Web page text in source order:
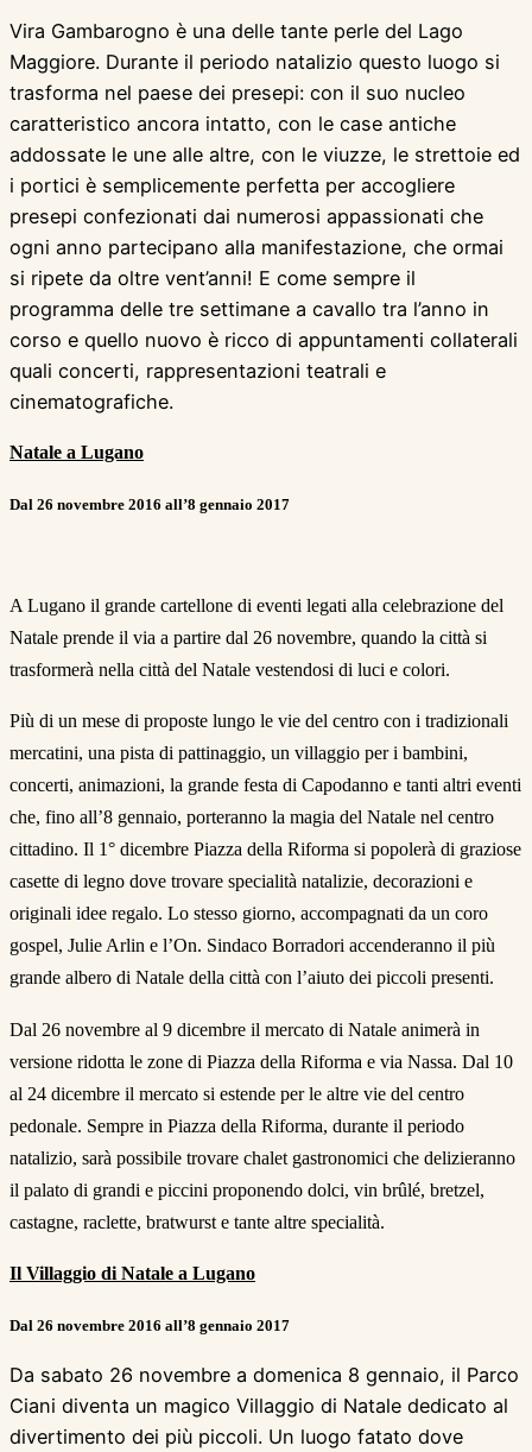
Vira Gambarogno è una delle tante perle del Lago
Maggiore. Durante il periodo natalizio questo luogo si
trasforma nel paese dei presepi: con il suo nucleo
caratteristico ancora intatto, con le case antiche
addossate le une alle altre, con le viuzze, le strettoie ed
i portici è semplicemente perfetta per accogliere
presepi confezionati dai numerosi appassionati che
ogni anno partecipano alla manifestazione, che ormai
si ripete da oltre vent’anni! E come sempre il
programma delle tre settimane a cavallo tra l’anno in
corso e quello nuovo è ricco di appuntamenti collaterali
quali concerti, rappresentazioni teatrali e
cinematografiche.
Natale a Lugano
Dal 26 novembre 2016 all’8 gennaio 2017
A Lugano il grande cartellone di eventi legati alla celebrazione del
Natale prende il via a partire dal 26 novembre, quando la città si
trasformerà nella città del Natale vestendosi di luci e colori.
Più di un mese di proposte lungo le vie del centro con i tradizionali
mercatini, una pista di pattinaggio, un villaggio per i bambini,
concerti, animazioni, la grande festa di Capodanno e tanti altri eventi
che, fino all’8 gennaio, porteranno la magia del Natale nel centro
cittadino. Il 1° dicembre Piazza della Riforma si popolerà di graziose
casette di legno dove trovare specialità natalizie, decorazioni e
originali idee regalo. Lo stesso giorno, accompagnati da un coro
gospel, Julie Arlin e l’On. Sindaco Borradori accenderanno il più
grande albero di Natale della città con l’aiuto dei piccoli presenti.
Dal 26 novembre al 9 dicembre il mercato di Natale animerà in
versione ridotta le zone di Piazza della Riforma e via Nassa. Dal 10
al 24 dicembre il mercato si estende per le altre vie del centro
pedonale. Sempre in Piazza della Riforma, durante il periodo
natalizio, sarà possibile trovare chalet gastronomici che delizieranno
il palato di grandi e piccini proponendo dolci, vin brûlé, bretzel,
castagne, raclette, bratwurst e tante altre specialità.
Il Villaggio di Natale a Lugano
Dal 26 novembre 2016 all’8 gennaio 2017
Da sabato 26 novembre a domenica 8 gennaio, il Parco
Ciani diventa un magico Villaggio di Natale dedicato al
divertimento dei più piccoli. Un luogo fatato dove